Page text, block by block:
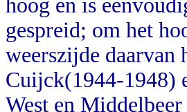
hoog en is
gespreid; om het
weerszijde daarvan
Cuijck(1944-1948)
West en